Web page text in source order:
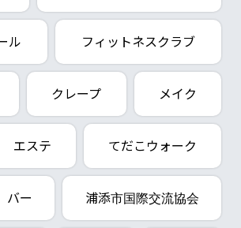
ル フィットネスクラブ
クレープ メイク
エステ てだこウォーク
バー 浦添市国際交流協会